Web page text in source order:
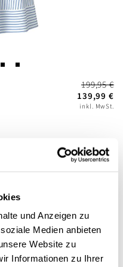
und Anzeigen zu
Medien anbieten
Website zu
Informationen zu Ihrer
199,95 €
139,99 €
inkl. MwSt.
Filialen erhältlich. Prüfen Sie
wo Ihre Größe vorrätig ist.